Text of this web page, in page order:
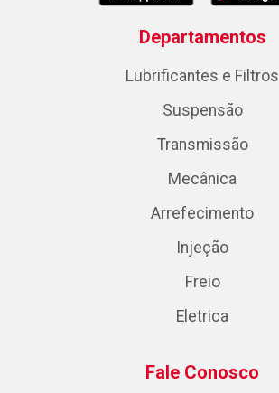
Departamentos
Lubrificantes e Filtros
Suspensão
Transmissão
Mecânica
Arrefecimento
Injeção
Freio
Eletrica
Fale Conosco